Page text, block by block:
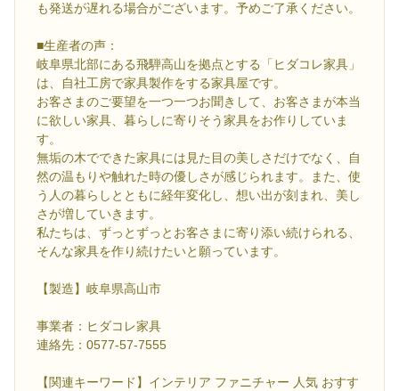
も発送が遅れる場合がございます。予めご了承ください。
■生産者の声：
岐阜県北部にある飛騨高山を拠点とする「ヒダコレ家具」
は、自社工房で家具製作をする家具屋です。
お客さまのご要望を一つ一つお聞きして、お客さまが本当
に欲しい家具、暮らしに寄りそう家具をお作りしていま
す。
無垢の木でできた家具には見た目の美しさだけでなく、自
然の温もりや触れた時の優しさが感じられます。また、使
う人の暮らしとともに経年変化し、想い出が刻まれ、美し
さが増していきます。
私たちは、ずっとずっとお客さまに寄り添い続けられる、
そんな家具を作り続けたいと願っています。
【製造】岐阜県高山市
事業者：ヒダコレ家具
連絡先：0577-57-7555
【関連キーワード】インテリア ファニチャー 人気 おすす